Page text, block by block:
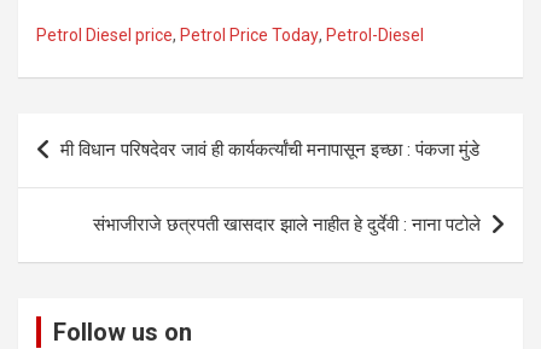
Petrol Diesel price, Petrol Price Today, Petrol-Diesel
Post
navigation
मी विधान परिषदेवर जावं ही कार्यकर्त्यांची मनापासून इच्छा : पंकजा मुंडे
संभाजीराजे छत्रपती खासदार झाले नाहीत हे दुर्देवी : नाना पटोले
Follow us on